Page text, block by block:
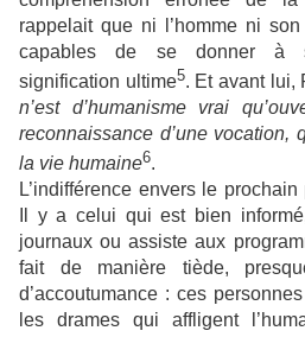
rappelait que ni l’homme ni
capables de se donner à
signification ultime5. Et avant lui,
n’est d’humanisme vrai
reconnaissance d’une vocation,
la vie humaine6.
L’indifférence envers le
Il y a celui qui est bien
journaux ou assiste aux
fait de manière tiède,
d’accoutumance : ces
les drames qui affligent